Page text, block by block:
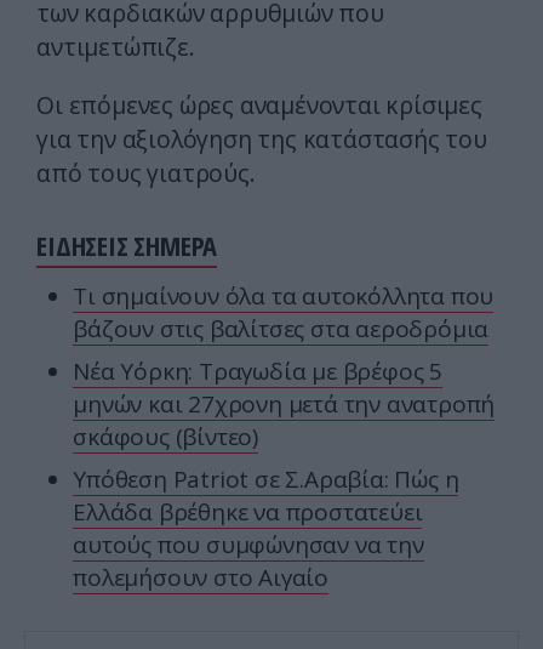
των καρδιακών αρρυθμιών που
αντιμετώπιζε.
Οι επόμενες ώρες αναμένονται κρίσιμες
για την αξιολόγηση της κατάστασής του
από τους γιατρούς.
ΕΙΔΗΣΕΙΣ ΣΗΜΕΡΑ
Τι σημαίνουν όλα τα αυτοκόλλητα που
βάζουν στις βαλίτσες στα αεροδρόμια
Νέα Υόρκη: Τραγωδία με βρέφος 5
μηνών και 27χρονη μετά την ανατροπή
σκάφους (βίντεο)
Υπόθεση Patriot σε Σ.Αραβία: Πώς η
Ελλάδα βρέθηκε να προστατεύει
αυτούς που συμφώνησαν να την
πολεμήσουν στο Αιγαίο